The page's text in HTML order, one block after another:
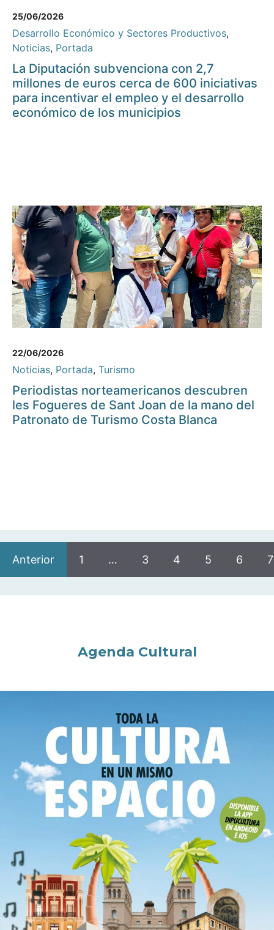
25/06/2026
Desarrollo Económico y Sectores Productivos,
Noticias, Portada
La Diputación subvenciona con 2,7
millones de euros cerca de 600 iniciativas
para incentivar el empleo y el desarrollo
económico de los municipios
22/06/2026
Noticias, Portada, Turismo
Periodistas norteamericanos descubren
les Fogueres de Sant Joan de la mano del
Patronato de Turismo Costa Blanca
Anterior 1 … 3 4 5 6 7
Agenda Cultural